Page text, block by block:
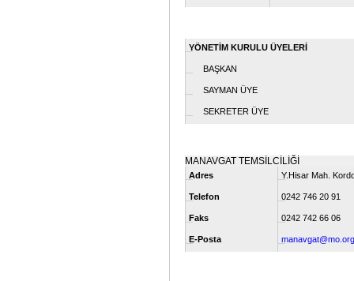
YÖNETİM KURULU ÜYELERİ
BAŞKAN
SAYMAN ÜYE
SEKRETER ÜYE
MANAVGAT TEMSİLCİLİĞİ
Adres Y.Hisar Mah.
Telefon 0242 746 20 91
Faks 0242 742 66 06
E-Posta